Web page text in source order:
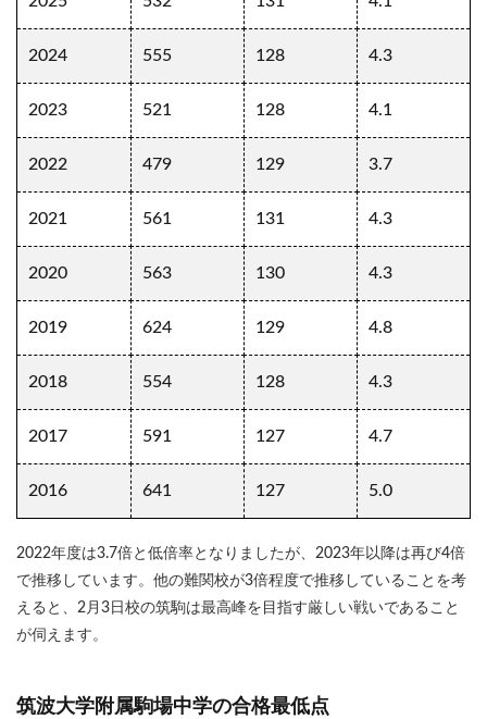
2024 555 128 4.3
2023 521 128 4.1
2022 479 129 3.7
2021 561 131 4.3
2020 563 130 4.3
2019 624 129 4.8
2018 554 128 4.3
2017 591 127 4.7
2016 641 127 5.0
2022年度は3.7倍と低倍率となりましたが、2023年以降は再び4倍
で推移しています。他の難関校が3倍程度で推移していることを考
えると、2月3日校の筑駒は最高峰を目指す厳しい戦いであること
が伺えます。
筑波大学附属駒場中学の合格最低点